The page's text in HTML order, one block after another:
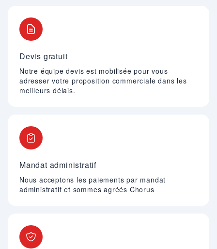
Devis gratuit
Notre équipe devis est mobilisée pour vous
adresser votre proposition commerciale dans les
meilleurs délais.
Mandat administratif
Nous acceptons les paiements par mandat
administratif et sommes agréés Chorus